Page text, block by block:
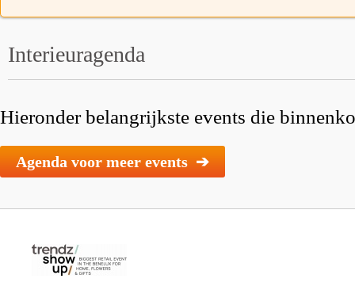
Interieuragenda
Hieronder belangrijkste events die
Agenda voor meer events ➔